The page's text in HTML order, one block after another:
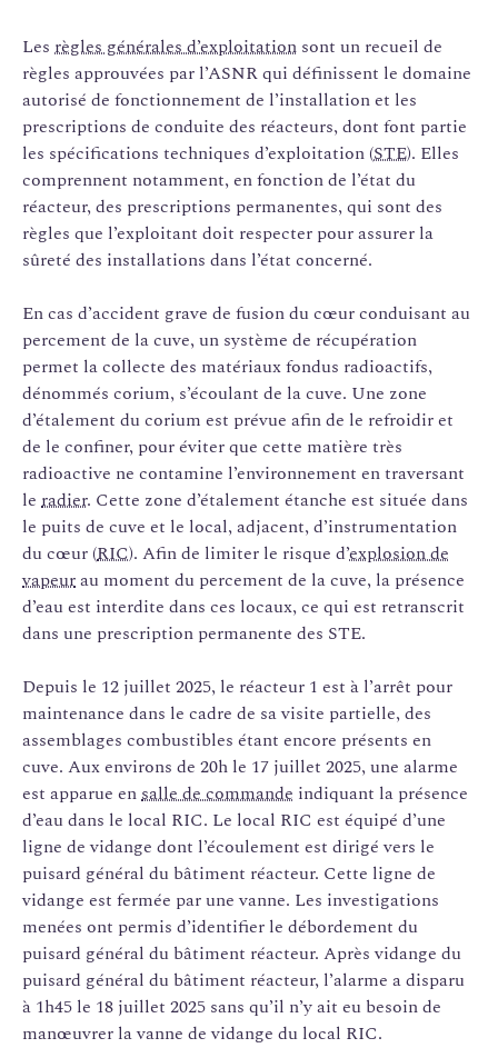
Les règles générales d’exploitation sont un recueil de
règles approuvées par l’ASNR qui définissent le domaine
autorisé de fonctionnement de l’installation et les
prescriptions de conduite des réacteurs, dont font partie
les spécifications techniques d’exploitation (STE). Elles
comprennent notamment, en fonction de l’état du
réacteur, des prescriptions permanentes, qui sont des
règles que l’exploitant doit respecter pour assurer la
sûreté des installations dans l’état concerné.
En cas d’accident grave de fusion du cœur conduisant au
percement de la cuve, un système de récupération
permet la collecte des matériaux fondus radioactifs,
dénommés corium, s’écoulant de la cuve. Une zone
d’étalement du corium est prévue afin de le refroidir et
de le confiner, pour éviter que cette matière très
radioactive ne contamine l’environnement en traversant
le radier. Cette zone d’étalement étanche est située dans
le puits de cuve et le local, adjacent, d’instrumentation
du cœur (RIC). Afin de limiter le risque d’explosion de
vapeurau moment du percement de la cuve, la présence
d’eau est interdite dans ces locaux, ce qui est retranscrit
dans une prescription permanente des STE.
Depuis le 12 juillet 2025, le réacteur 1 est à l’arrêt pour
maintenance dans le cadre de sa visite partielle, des
assemblages combustibles étant encore présents en
cuve. Aux environs de 20h le 17 juillet 2025, une alarme
est apparue ensalle de commande indiquant la présence
d’eau dans le local RIC. Le local RIC est équipé d’une
ligne de vidange dont l’écoulement est dirigé vers le
puisard général du bâtiment réacteur. Cette ligne de
vidange est fermée par une vanne. Les investigations
menées ont permis d’identifier le débordement du
puisard général du bâtiment réacteur. Après vidange du
puisard général du bâtiment réacteur, l’alarme a disparu
à 1h45 le 18 juillet 2025 sans qu’il n’y ait eu besoin de
manœuvrer la vanne de vidange du local RIC.